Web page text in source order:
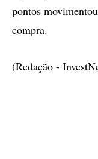
pontos
compra.
(Redação -